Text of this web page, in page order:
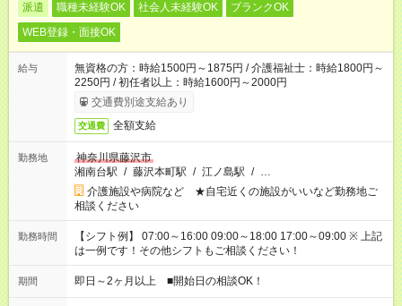
派遣 職種未経験OK 社会人未経験OK
ブランクOK
WEB登録・面接OK
給与
無資格の方：時給1500円～1875円 / 介護福祉士：時給1800円～
2250円 / 初任者以上：時給1600円～2000円
交通費別途支給あり
交通費 全額支給
勤務地
神奈川県藤沢市
湘南台駅 / 藤沢本町駅 / 江ノ島駅 / …
介護施設や病院など ★自宅近くの施設がいいなど勤務地ご
相談ください
勤務時間
【シフト例】 07:00～16:00 09:00～18:00 17:00～09:00 ※ 上記
は一例です！その他シフトもご相談ください！
期間 即日～2ヶ月以上 ■開始日の相談OK！